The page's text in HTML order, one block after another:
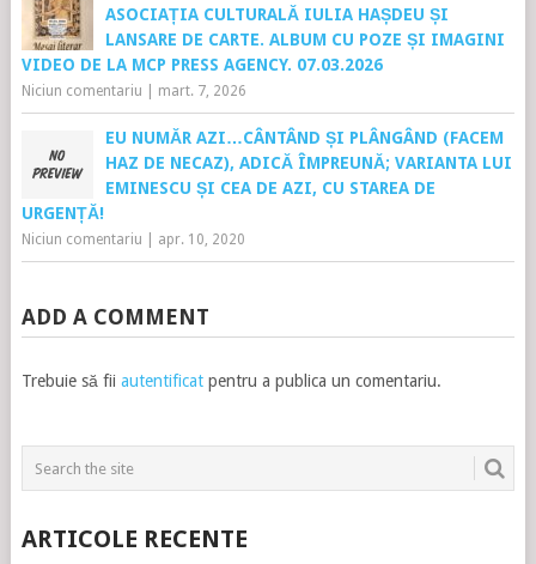
ASOCIAȚIA CULTURALĂ IULIA HAȘDEU ȘI
LANSARE DE CARTE. ALBUM CU POZE ȘI IMAGINI
VIDEO DE LA MCP PRESS AGENCY. 07.03.2026
Niciun comentariu mart. 7, 2026
EU NUMĂR AZI…CÂNTÂND ȘI PLÂNGÂND (FACEM
HAZ DE NECAZ), ADICĂ ÎMPREUNĂ; VARIANTA LUI
EMINESCU ȘI CEA DE AZI, CU STAREA DE
URGENȚĂ!
Niciun comentariu apr. 10, 2020
ADD A COMMENT
Trebuie să fii autentificatpentru a publica un comentariu.
ARTICOLE RECENTE